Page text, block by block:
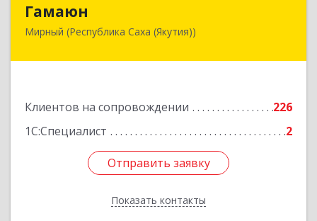
Гамаюн
Мирный (Республика Саха (Якутия))
Клиентов на сопровождении
226
1С:Специалист
2
Отправить заявку
Показать контакты
678170, Саха /Якутия/ Респ, Мирнинский у,
Подробнее
Отправить заявку
Назад